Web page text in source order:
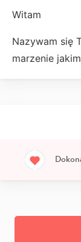
Witam
Nazywam się
marzenie